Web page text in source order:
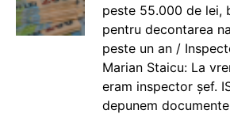
peste 55.000 de lei,
pentru decontarea
peste un an /
Marian Staicu: La
eram inspector șef.
depunem